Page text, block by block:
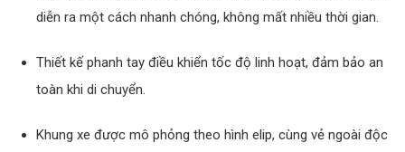
diễn ra một cách nhanh chóng, không mất nhiều thời gian.
Thiết kế phanh tay điều khiển tốc độ linh hoạt, đảm bảo an
toàn khi di chuyển.
Khung xe được mô phỏng theo hình elip, cùng vẻ ngoài độc